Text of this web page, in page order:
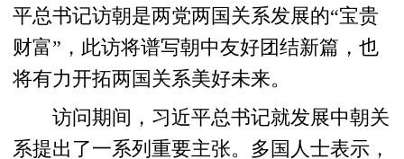
平总书记访朝是两党两国关系发展的“宝贵
财富”，此访将谱写朝中友好团结新篇，也
将有力开拓两国关系美好未来。
访问期间，习近平总书记就发展中朝关
系提出了一系列重要主张。多国人士表示，